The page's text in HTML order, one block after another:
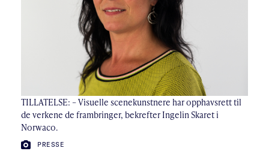
TILLATELSE: – Visuelle scenekunstnere har opphavsrett til
de verkene de frambringer, bekrefter Ingelin Skaret i
Norwaco.
FOTO:
PRESSE